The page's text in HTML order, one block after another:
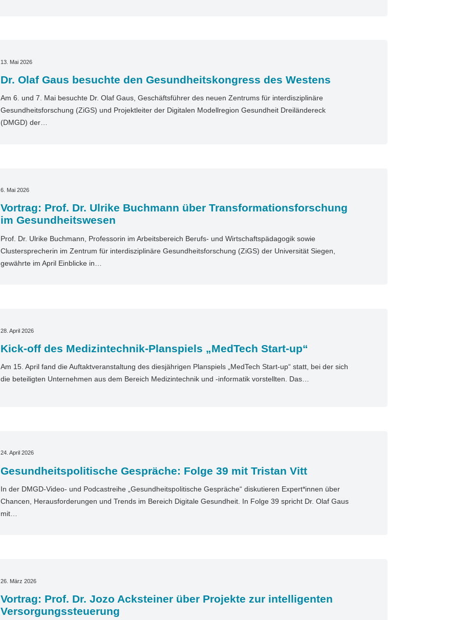
13. Mai 2026
Dr. Olaf Gaus besuchte den Gesundheitskongress des Westens
Am 6. und 7. Mai besuchte Dr. Olaf Gaus, Geschäftsführer des neuen Zentrums für interdisziplinäre
Gesundheitsforschung (ZiGS) und Projektleiter der Digitalen Modellregion Gesundheit Dreiländereck
(DMGD) der…
6. Mai 2026
Vortrag: Prof. Dr. Ulrike Buchmann über Transformationsforschung
im Gesundheitswesen
Prof. Dr. Ulrike Buchmann, Professorin im Arbeitsbereich Berufs- und Wirtschaftspädagogik sowie
Clustersprecherin im Zentrum für interdisziplinäre Gesundheitsforschung (ZiGS) der Universität Siegen,
gewährte im April Einblicke in…
28. April 2026
Kick-off des Medizintechnik-Planspiels „MedTech Start-up“
Am 15. April fand die Auftaktveranstaltung des diesjährigen Planspiels „MedTech Start-up“ statt, bei der sich
die beteiligten Unternehmen aus dem Bereich Medizintechnik und ‑informatik vorstellten. Das…
24. April 2026
Gesundheitspolitische Gespräche: Folge 39 mit Tristan Vitt
In der DMGD-Video- und Podcastreihe „Gesundheitspolitische Gespräche“ diskutieren Expert*innen über
Chancen, Herausforderungen und Trends im Bereich Digitale Gesundheit. In Folge 39 spricht Dr. Olaf Gaus
mit…
26. März 2026
Vortrag: Prof. Dr. Jozo Acksteiner über Projekte zur intelligenten
Versorgungssteuerung